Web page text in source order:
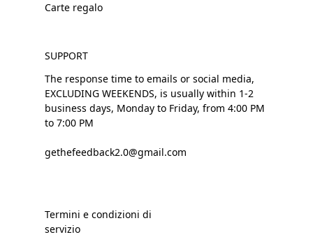
Carte regalo
SUPPORT
The response time to emails or social media,
EXCLUDING WEEKENDS, is usually within 1-2
business days, Monday to Friday, from 4:00 PM
to 7:00 PM
gethefeedback2.0@gmail.com
Termini e condizioni di
servizio